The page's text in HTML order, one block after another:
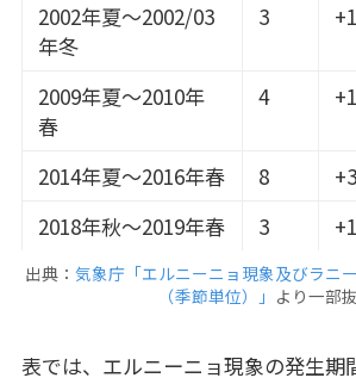
2002年夏～2002/03
年冬
3
2009年夏～2010年
春
4
2014年夏～2016年春 8
2018年秋～2019年春
3
出典： 気象庁「エルニーニョ現象及びラニ
（季節単位）」 より一部
表では、エルニーニョ現象の発生期